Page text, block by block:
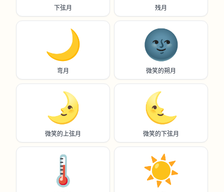
下弦月 残月
🌙
弯月
🌚
微笑的朔月
🌛
微笑的上弦月
🌜️
微笑的下弦月
🌡️ ☀️